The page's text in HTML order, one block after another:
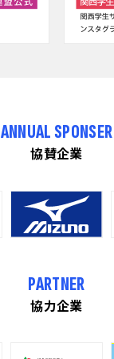
ANNUAL SPONSER
協賛企業
PARTNER
協力企業